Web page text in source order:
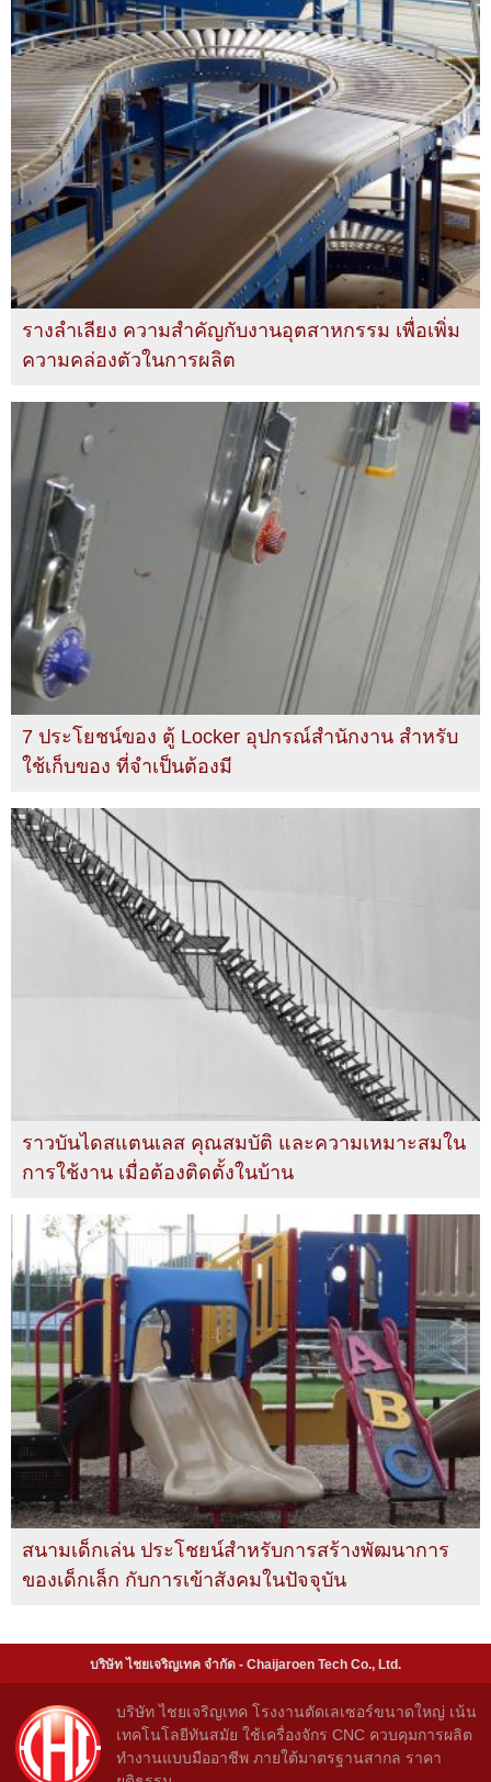
รางลำเลียง ความสำคัญกับงานอุตสาหกรรม เพื่อเพิ่ม
ความคล่องตัวในการผลิต
7 ประโยชน์ของ ตู้ Locker อุปกรณ์สำนักงาน สำหรับ
ใช้เก็บของ ที่จำเป็นต้องมี
ราวบันไดสแตนเลส คุณสมบัติ และความเหมาะสมใน
การใช้งาน เมื่อต้องติดตั้งในบ้าน
สนามเด็กเล่น ประโชยน์สำหรับการสร้างพัฒนาการ
ของเด็กเล็ก กับการเข้าสังคมในปัจจุบัน
บริษัท ไชยเจริญเทค จำกัด - Chaijaroen Tech Co., Ltd.
บริษัท ไชยเจริญเทค โรงงานตัดเลเซอร์ขนาดใหญ่ เน้น
เทคโนโลยีทันสมัย ใช้เครื่องจักร CNC ควบคุมการผลิต
ทำงานแบบมืออาชีพ ภายใต้มาตรฐานสากล ราคา